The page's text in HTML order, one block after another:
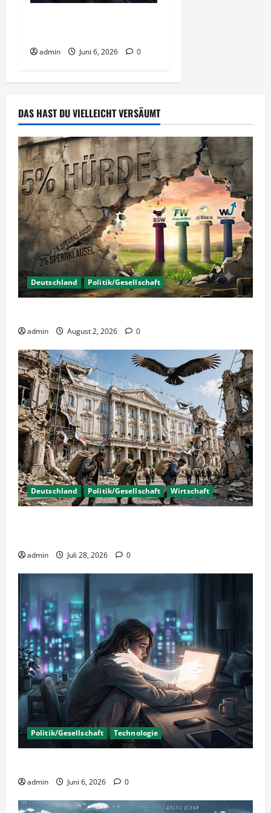
admin Juni 6, 2026 0
DAS HAST DU VIELLEICHT VERSÄUMT
Deutschland Politik/Gesellschaft
admin August 2, 2026 0
Deutschland Politik/Gesellschaft Wirtschaft
admin Juli 28, 2026 0
Politik/Gesellschaft Technologie
admin Juni 6, 2026 0